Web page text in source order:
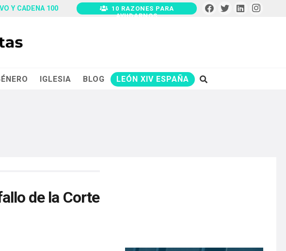
Y CADENA 100
10 RAZONES PARA
AYUDARNOS
IGLESIA BLOG LEÓN XIV ESPAÑA
de la Corte